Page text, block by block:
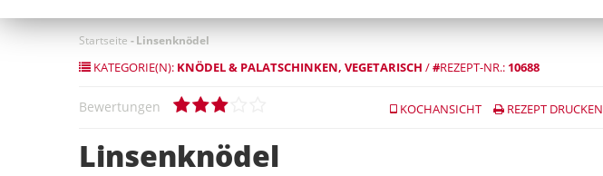
Startseite -Linsenknödel
KATEGORIE(N): KNÖDEL & PALATSCHINKEN VEGETARISCH /#REZEPT-NR.: 10688
Bewertungen KOCHANSICHT REZEPT DRUCKEN
Linsenknödel